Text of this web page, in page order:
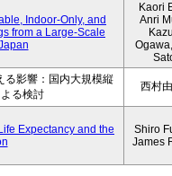
Indoor-Only, and
from a Large-Scale
Kaori
Anri
る影響：国内大規模縦
る検討
西村
Expectancy and the
Shiro
James